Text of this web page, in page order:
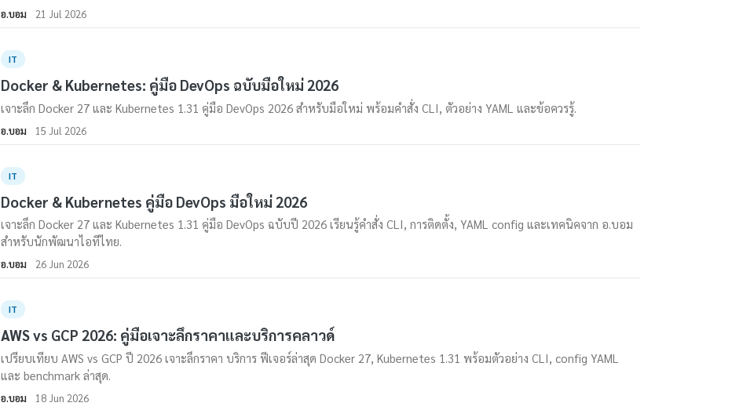
อ.บอม 21 Jul 2026
IT
Docker & Kubernetes: คู่มือ DevOps ฉบับมือใหม่ 2026
เจาะลึก Docker 27 และ Kubernetes 1.31 คู่มือ DevOps 2026 สำหรับมือใหม่ พร้อมคำสั่ง CLI, ตัวอย่าง YAML และข้อควรรู้.
อ.บอม 15 Jul 2026
IT
Docker & Kubernetes คู่มือ DevOps มือใหม่ 2026
เจาะลึก Docker 27 และ Kubernetes 1.31 คู่มือ DevOps ฉบับปี 2026 เรียนรู้คำสั่ง CLI, การติดตั้ง, YAML config และเทคนิคจาก อ.บอม
สำหรับนักพัฒนาไอทีไทย.
อ.บอม 26 Jun 2026
IT
AWS vs GCP 2026: คู่มือเจาะลึกราคาและบริการคลาวด์
เปรียบเทียบ AWS vs GCP ปี 2026 เจาะลึกราคา บริการ ฟีเจอร์ล่าสุด Docker 27, Kubernetes 1.31 พร้อมตัวอย่าง CLI, config YAML
และ benchmark ล่าสุด.
อ.บอม 18 Jun 2026